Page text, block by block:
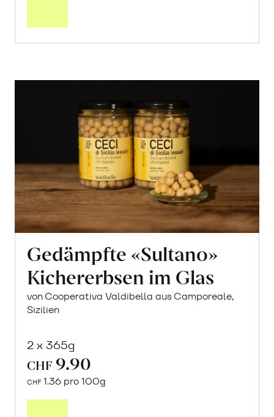
Gedämpfte «Sultano»
Kichererbsen im Glas
von Cooperativa Valdibella aus Camporeale,
Sizilien
2 x 365g
CHF 9.90
CHF 1.36 pro 100g